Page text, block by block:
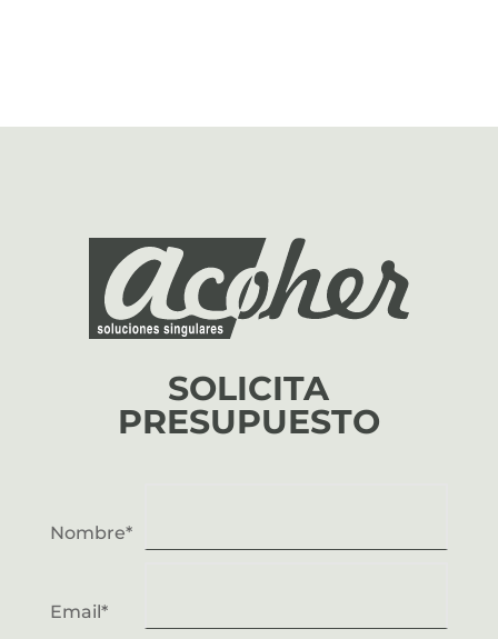
SOLICITA
PRESUPUESTO
Nombre*
Email*